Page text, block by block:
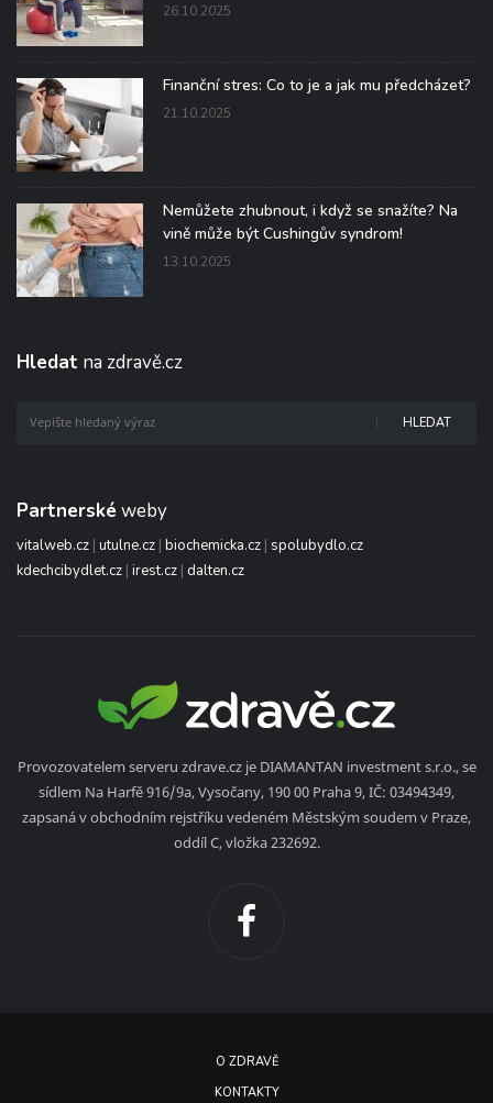
26.10.2025
Finanční stres: Co to je a jak mu předcházet?
21.10.2025
Nemůžete zhubnout, i když se snažíte? Na
vině může být Cushingův syndrom!
13.10.2025
Hledat na zdravě.cz
HLEDAT
Partnerské weby
vitalweb.cz | utulne.cz | biochemicka.cz | spolubydlo.cz
kdechcibydlet.cz | irest.cz | dalten.cz
Provozovatelem serveru zdrave.cz je DIAMANTAN investment s.r.o., se
sídlem Na Harfě 916/9a, Vysočany, 190 00 Praha 9, IČ: 03494349,
zapsaná v obchodním rejstříku vedeném Městským soudem v Praze,
oddíl C, vložka 232692.
O ZDRAVĚ
KONTAKTY